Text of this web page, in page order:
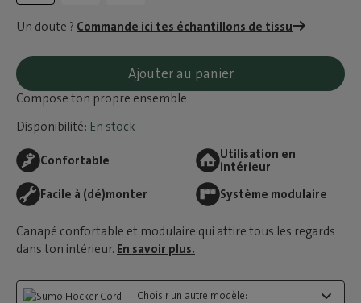
Un doute ? Commande ici tes échantillons de tissu
Ajouter au panier
Compose ton propre ensemble
Disponibilité: En stock
Confortable
Utilisation en
intérieur
Facile à (dé)monter
Système modulaire
Canapé confortable et modulaire qui attire tous les regards
dans ton intérieur. En savoir plus.
Choisir un autre modèle: